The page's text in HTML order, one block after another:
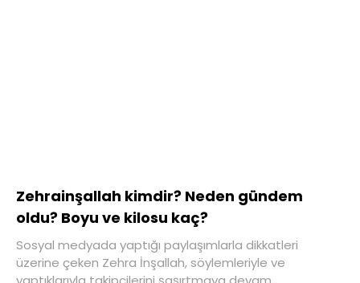
Zehrainşallah kimdir? Neden gündem
oldu? Boyu ve kilosu kaç?
Sosyal medyada yaptığı paylaşımlarla dikkatleri
üzerine çeken Zehra İnşallah, söylemleriyle ve